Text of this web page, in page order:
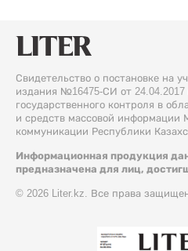
Свидетельство о постановке на
издания №16475-СИ от
государственного контроля в
и средств массовой информации
коммуникации Республики
Информационная продукция
предназначена для лиц,
© 2026 Liter.kz. Все права